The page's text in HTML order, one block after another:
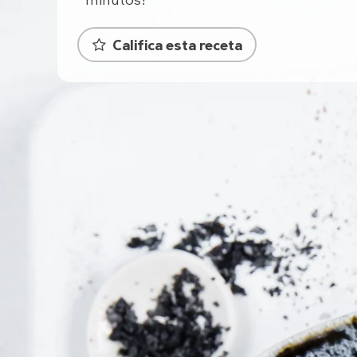
Califica esta receta